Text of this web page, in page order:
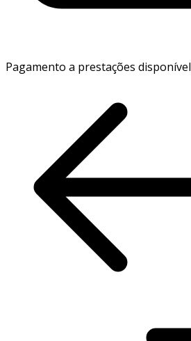
Pagamento a prestações disponível